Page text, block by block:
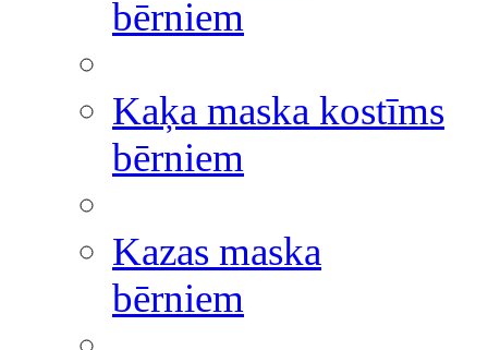
bērniem
Kaķa maska kostīms
bērniem
Kazas maska
bērniem